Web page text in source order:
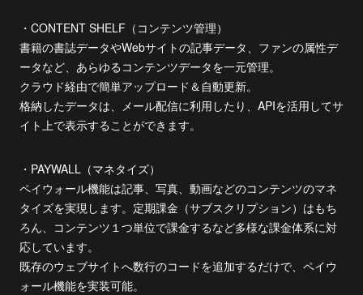
・CONTENT SHELF（コンテンツ管理）
書籍の書誌データやWebサイトの記事データ、ファンの属性デ
ータなど、あらゆるコンテンツデータを一元管理。
クラウド経由で簡単アップロード＆自動更新。
格納したデータは、メール配信に利用したり、APIを活用してサ
イト上で表示することができます。
・PAYWALL（マネタイズ）
ペイウォール機能は記事、写真、動画などのコンテンツのマネ
タイズを実現します。定期課金（サブスクリプション）はもち
ろん、コンテンツ１つ単位で課金するなど多様な課金体系に対
応しています。
既存のウェブサイトへ数行のコードを追加するだけで、ペイウ
ォール機能を実装可能。